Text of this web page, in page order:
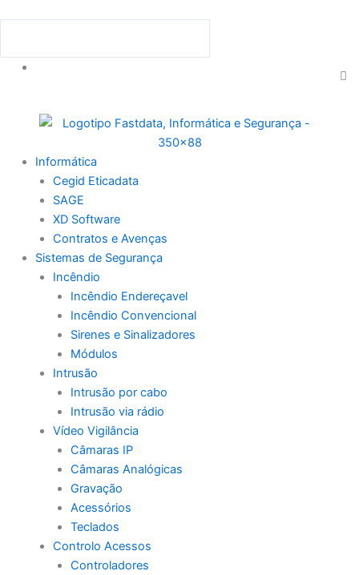
Informática
Cegid Eticadata
SAGE
XD Software
Contratos e Avenças
Sistemas de Segurança
Incêndio
Incêndio Endereçavel
Incêndio Convencional
Sirenes e Sinalizadores
Módulos
Intrusão
Intrusão por cabo
Intrusão via rádio
Vídeo Vigilância
Câmaras IP
Câmaras Analógicas
Gravação
Acessórios
Teclados
Controlo Acessos
Controladores
Menu